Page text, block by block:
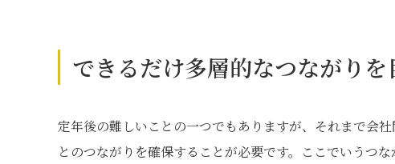
できるだけ多層的なつながりを
定年後の難しいことの一つでもありますが、それまで会
とのつながりを確保することが必要です。ここでいうつ